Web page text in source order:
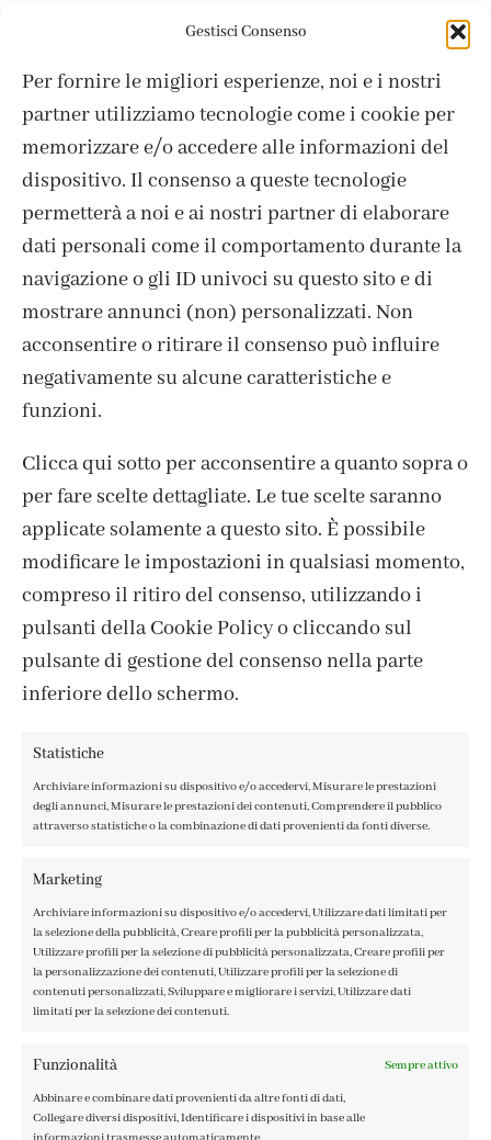
Gestisci Consenso
Per fornire le migliori esperienze, noi e i nostri
partner utilizziamo tecnologie come i cookie per
memorizzare e/o accedere alle informazioni del
dispositivo. Il consenso a queste tecnologie
permetterà a noi e ai nostri partner di elaborare
dati personali come il comportamento durante la
navigazione o gli ID univoci su questo sito e di
mostrare annunci (non) personalizzati. Non
acconsentire o ritirare il consenso può influire
negativamente su alcune caratteristiche e
funzioni.
Clicca qui sotto per acconsentire a quanto sopra o
per fare scelte dettagliate. Le tue scelte saranno
applicate solamente a questo sito. È possibile
modificare le impostazioni in qualsiasi momento,
compreso il ritiro del consenso, utilizzando i
pulsanti della Cookie Policy o cliccando sul
pulsante di gestione del consenso nella parte
inferiore dello schermo.
Statistiche
Archiviare informazioni su dispositivo e/o accedervi, Misurare le prestazioni
degli annunci, Misurare le prestazioni dei contenuti, Comprendere il pubblico
attraverso statistiche o la combinazione di dati provenienti da fonti diverse.
Marketing
Archiviare informazioni su dispositivo e/o accedervi, Utilizzare dati limitati per
la selezione della pubblicità, Creare profili per la pubblicità personalizzata,
Utilizzare profili per la selezione di pubblicità personalizzata, Creare profili per
la personalizzazione dei contenuti, Utilizzare profili per la selezione di
contenuti personalizzati, Sviluppare e migliorare i servizi, Utilizzare dati
limitati per la selezione dei contenuti.
Funzionalità Sempre attivo
Abbinare e combinare dati provenienti da altre fonti di dati,
Collegare diversi dispositivi, Identificare i dispositivi in base alle
21,90€
Tommy fustella – No glue
20,90 €
ISCRIVITI ALLA NEWSLETTER
CONTATTI
COOKIE POLICY
PRIVACY POLICY
TERMINI E CONDIZIONI
FABBRICA DEL COLORE, VIA TAGLIAMENTO 13, 23900 LECCO
– ©ABRALUX SRL P.IVA 01504540137 | DESIGN BY